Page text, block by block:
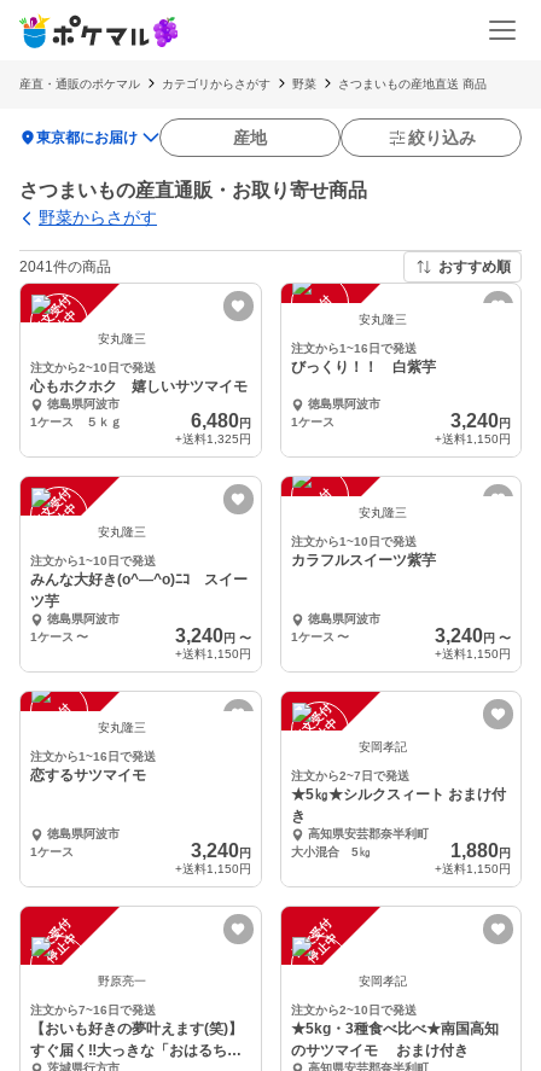
産直・通販のポケマル カテゴリからさがす 野菜 さつまいもの産地直送 商品
location_on東京都にお届け 産地 絞り込み
さつまいもの産直通販・お取り寄せ商品
野菜からさがす
2041件の商品 おすすめ順
注
文
受
付
停
止
中 安丸隆三
注文から2~10日で発送
心もホクホク 嬉しいサツマイモ
徳島県阿波市
1ケース ５ｋｇ
6,480円
+送料1,325円
注
文
受
付
停
止 安丸隆三
注文から1~16日で発送
びっくり！！ 白紫芋
徳島県阿波市
1ケース
3,240円
+送料1,150円
注
文
受
付
停
止
中 安丸隆三
注文から1~10日で発送
みんな大好き(o^―^o)ﾆｺ スイー
ツ芋
徳島県阿波市
1ケース 〜 3,240円 〜
+送料1,150円
注
文
受
付
停
止 安丸隆三
注文から1~10日で発送
カラフルスイーツ紫芋
徳島県阿波市
1ケース 〜 3,240円 〜
+送料1,150円
注
文
受
付
停
止 安丸隆三
注文から1~16日で発送
恋するサツマイモ
徳島県阿波市
1ケース
3,240円
+送料1,150円
注
文
受
付
停
止
中 安岡孝記
注文から2~7日で発送
★5㎏★シルクスィート おまけ付
き
高知県安芸郡奈半利町
大小混合 5㎏
1,880円
+送料1,150円
注
文
受
付
停
止
中
野原亮一
注文から7~16日で発送
【おいも好きの夢叶えます(笑)】
すぐ届く‼️大っきな「おはるちゃ
茨城県行方市
注
文
受
付
停
止
中
安岡孝記
注文から2~10日で発送
★5kg・3種食べ比べ★南国高知
のサツマイモ おまけ付き
高知県安芸郡奈半利町